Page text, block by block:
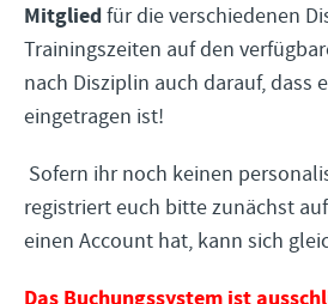
Mitgliedfür die verschiedenen
Trainingszeiten auf den
nach Disziplin auch darauf,
eingetragen ist!
Sofern ihr noch keinen
registriert euch bitte zunächst auf
einen Account hat, kann sich